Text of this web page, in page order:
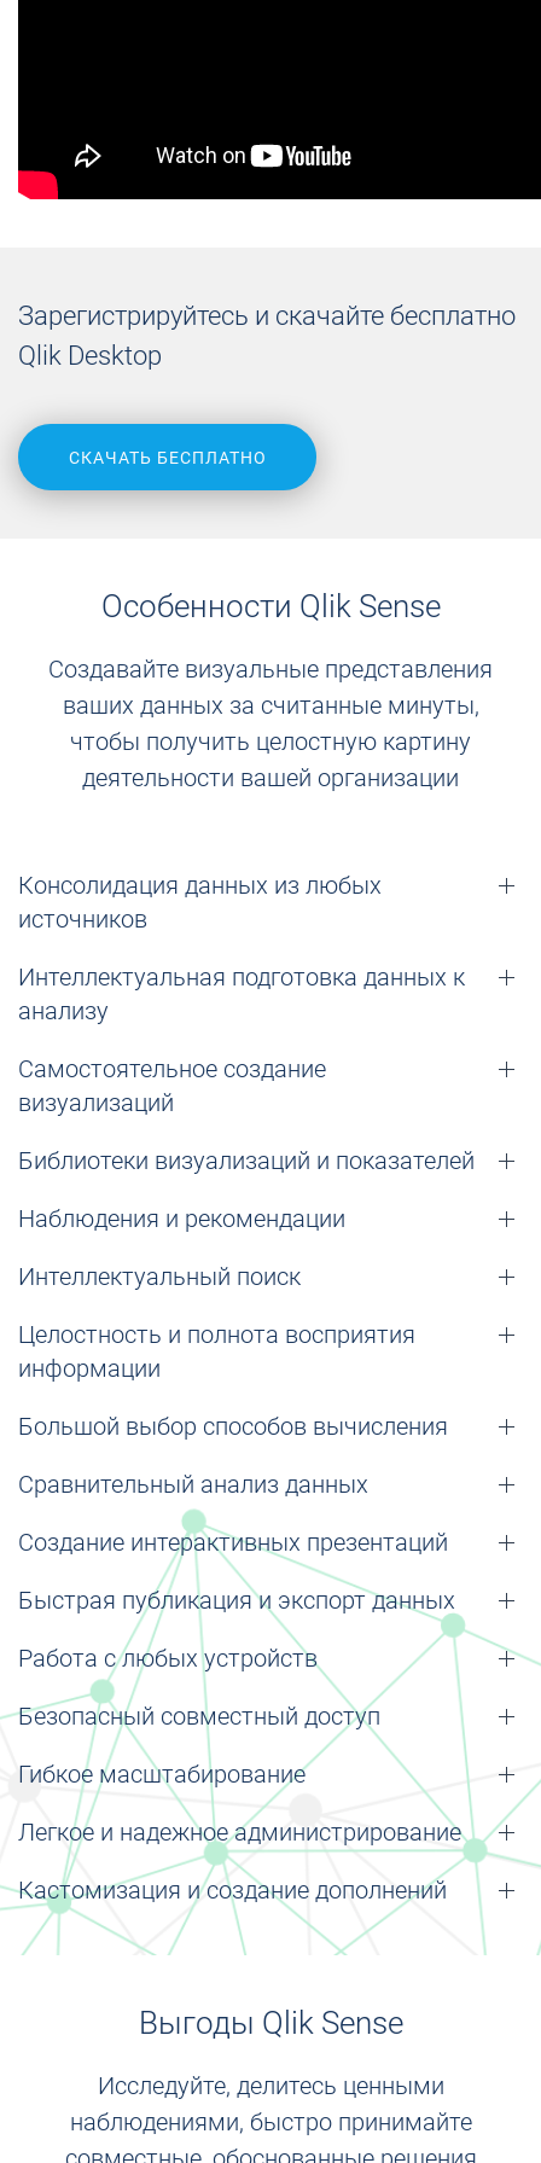
Зарегистрируйтесь и скачайте бесплатно
Qlik Desktop
СКАЧАТЬ БЕСПЛАТНО
Особенности Qlik Sense
Создавайте визуальные представления
ваших данных за считанные минуты,
чтобы получить целостную картину
деятельности вашей организации
Консолидация данных из любых
источников
Интеллектуальная подготовка данных к
анализу
Самостоятельное создание
визуализаций
Библиотеки визуализаций и показателей
Наблюдения и рекомендации
Интеллектуальный поиск
Целостность и полнота восприятия
информации
Большой выбор способов вычисления
Сравнительный анализ данных
Создание интерактивных презентаций
Быстрая публикация и экспорт данных
Работа с любых устройств
Безопасный совместный доступ
Гибкое масштабирование
Легкое и надежное администрирование
Кастомизация и создание дополнений
Выгоды Qlik Sense
Исследуйте, делитесь ценными
наблюдениями, быстро принимайте